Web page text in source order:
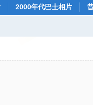
2000年代巴士相片